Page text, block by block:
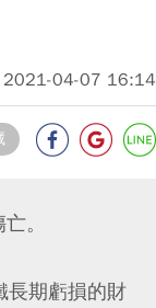
2021-04-07 16:14
。
長期虧損的財